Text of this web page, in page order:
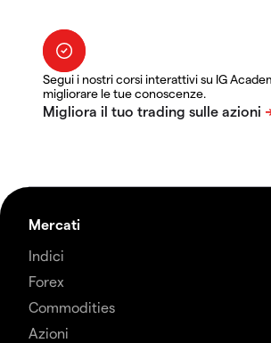
Segui i nostri corsi interattivi su IG
migliorare le tue conoscenze.
Mercati
Indici
Forex
Commodities
Azioni